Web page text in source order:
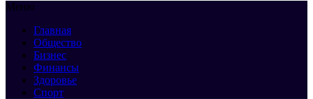
Меню
Главная
Общество
Бизнес
Финансы
Здоровье
Спорт